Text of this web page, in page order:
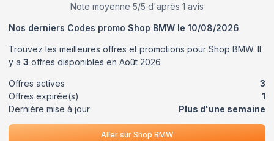
Note moyenne 5/5 d'après 1 avis
Nos derniers Codes promo Shop BMW le 10/08/2026
Trouvez les meilleures offres et promotions pour Shop BMW. Il
y a 3 offres disponibles en Août 2026
Offres actives
3
Offres expirée(s)
1
Dernière mise à jour
Plus d'une semaine
Aller sur Shop BMW